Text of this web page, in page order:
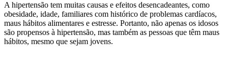
A hipertensão tem muitas causas e efeitos desencadeantes, como
obesidade, idade, familiares com histórico de problemas cardíacos,
maus hábitos alimentares e estresse. Portanto, não apenas os idosos
são propensos à hipertensão, mas também as pessoas que têm maus
hábitos, mesmo que sejam jovens.